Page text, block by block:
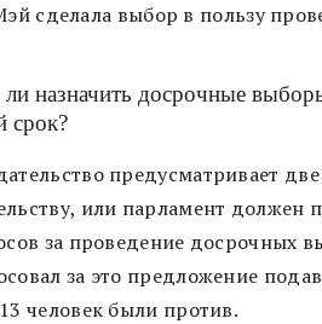
сделала выбор в пользу
назначить досрочные
срок?
предусматривает
или парламент должен
за проведение досрочных
за это предложение
человек были против.